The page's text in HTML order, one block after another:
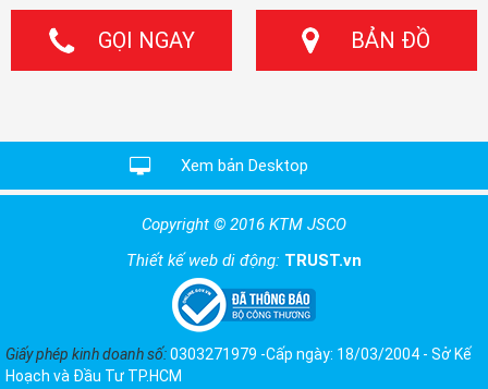
GỌI NGAY BẢN ĐỒ
Xem bản Desktop
Copyright © 2016 KTM JSCO
Thiết kế web di động: TRUST.vn
Giấy phép kinh doanh số:0303271979 -Cấp ngày: 18/03/2004 - Sở Kế
Hoạch và Đầu Tư TP.HCM